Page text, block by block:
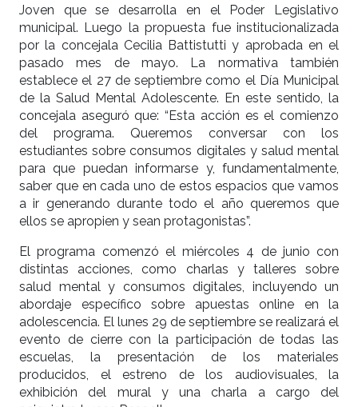
Joven que se desarrolla en el Poder Legislativo
municipal. Luego la propuesta fue institucionalizada
por la concejala Cecilia Battistutti y aprobada en el
pasado mes de mayo. La normativa también
establece el 27 de septiembre como el Día Municipal
de la Salud Mental Adolescente. En este sentido, la
concejala aseguró que: “Esta acción es el comienzo
del programa. Queremos conversar con los
estudiantes sobre consumos digitales y salud mental
para que puedan informarse y, fundamentalmente,
saber que en cada uno de estos espacios que vamos
a ir generando durante todo el año queremos que
ellos se apropien y sean protagonistas”.
El programa comenzó el miércoles 4 de junio con
distintas acciones, como charlas y talleres sobre
salud mental y consumos digitales, incluyendo un
abordaje específico sobre apuestas online en la
adolescencia. El lunes 29 de septiembre se realizará el
evento de cierre con la participación de todas las
escuelas, la presentación de los materiales
producidos, el estreno de los audiovisuales, la
exhibición del mural y una charla a cargo del